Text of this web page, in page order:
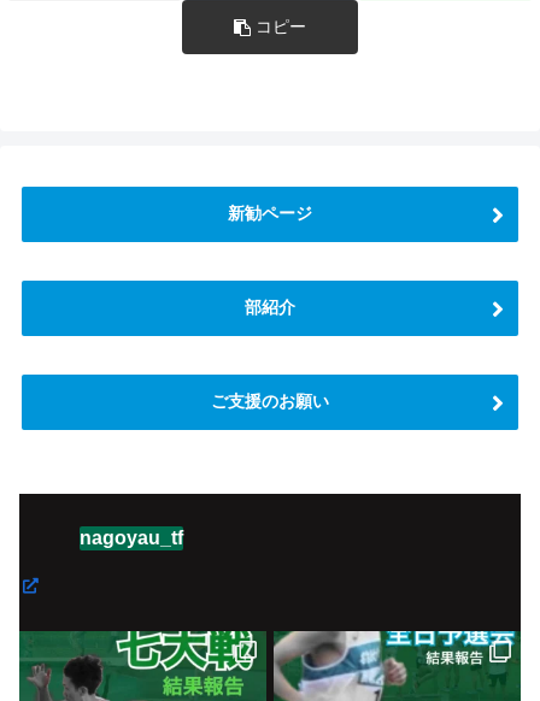
コピー
新勧ページ
部紹介
ご支援のお願い
nagoyau_tf